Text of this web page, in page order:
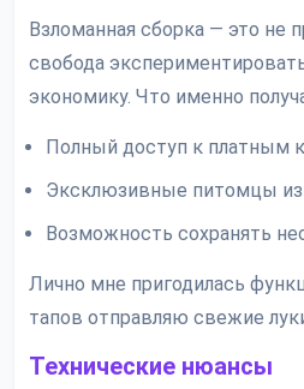
Взломанная сборка — это не
свобода
экономику. Что именно
Полный доступ к платным
Эксклюзивные питомцы из
Возможность сохранять
Лично мне пригодилась
тапов отправляю свежие
Технические нюансы